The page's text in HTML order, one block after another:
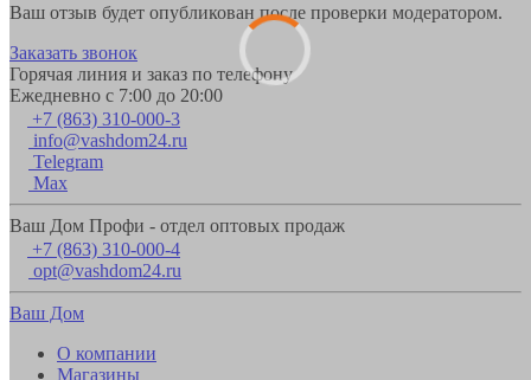
Ваш отзыв будет опубликован после проверки модератором.
Заказать звонок
Горячая линия и заказ по телефону
Ежедневно с 7:00 до 20:00
+7 (863) 310-000-3
info@vashdom24.ru
Telegram
Max
Ваш Дом Профи - отдел оптовых продаж
+7 (863) 310-000-4
opt@vashdom24.ru
Ваш Дом
О компании
Магазины